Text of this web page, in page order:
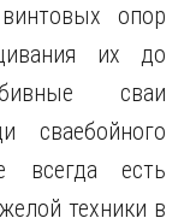
опор
их до
сваи
сваебойного
всегда есть
техники в